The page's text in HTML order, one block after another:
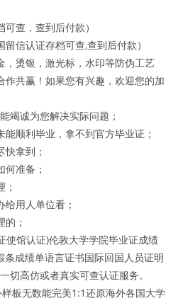
可查，查到后付款）
信认证存档可查,查到后付款）
，烫银，激光标，水印等防伪工艺
作共赢！如果您有兴趣，欢迎您的加
竭诚为您解决实际问题；
顺利毕业，拿不到官方毕业证；
拿到；
准备；
用人单位看；
；
使馆认证)伦敦大学学院毕业证成绩
成绩单语言证书国际回国人员证明
切高仿或者真实可查认证服务。
板无数能完美1:1还原海外各国大学